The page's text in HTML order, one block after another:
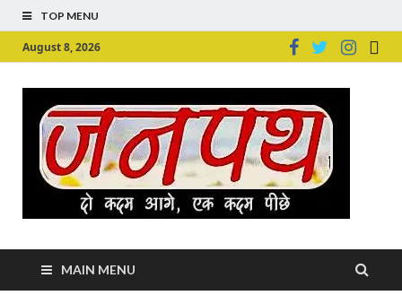
TOP MENU
August 8, 2026
MAIN MENU